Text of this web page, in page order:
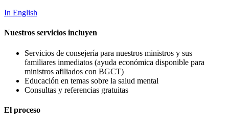
In English
Nuestros servicios incluyen
Servicios de consejería para nuestros ministros y sus
familiares inmediatos (ayuda económica disponible para
ministros afiliados con BGCT)
Educación en temas sobre la salud mental
Consultas y referencias gratuitas
El proceso